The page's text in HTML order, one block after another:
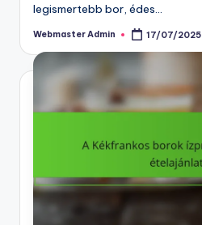
legismertebb bor, édes…
Posted
Webmaster Admin 17/07/2025